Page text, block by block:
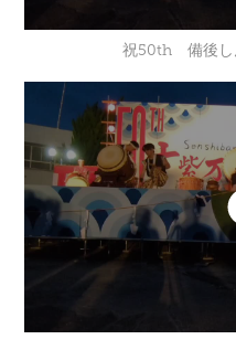
祝50th 備後し